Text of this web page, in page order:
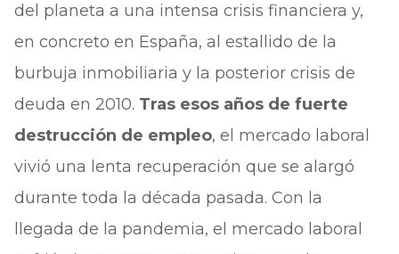
del planeta a una intensa crisis financiera y,
en concreto en España, al estallido de la
burbuja inmobiliaria y la posterior crisis de
deuda en 2010. Tras esos años de fuerte
destrucción de empleo, el mercado laboral
vivió una lenta recuperación que se alargó
durante toda la década pasada. Con la
llegada de la pandemia, el mercado laboral